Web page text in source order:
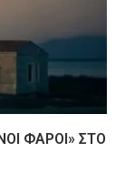
ΦΆΡΟΙ» ΣΤΟ